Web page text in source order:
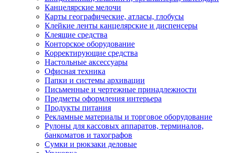
Канцелярские мелочи
Карты географические, атласы, глобусы
Клейкие ленты канцелярские и диспенсеры
Клеящие средства
Конторское оборудование
Корректирующие средства
Настольные аксессуары
Офисная техника
Папки и системы архивации
Письменные и чертежные принадлежности
Предметы оформления интерьера
Продукты питания
Рекламные материалы и торговое оборудование
Рулоны для кассовых аппаратов, терминалов,
банкоматов и тахографов
Сумки и рюкзаки деловые